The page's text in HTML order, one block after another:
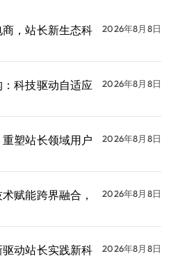
，站长新生态科
2026年8月8日
科技驱动自适应
2026年8月8日
塑站长领域用户
2026年8月8日
赋能跨界融合，
2026年8月8日
动站长实践新科
2026年8月8日